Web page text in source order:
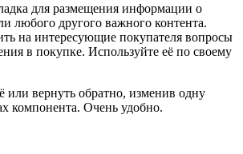
для размещения информации о
любого другого важного контента.
на интересующие покупателя вопросы
в покупке. Используйте её по своему
или вернуть обратно, изменив одну
компонента. Очень удобно.